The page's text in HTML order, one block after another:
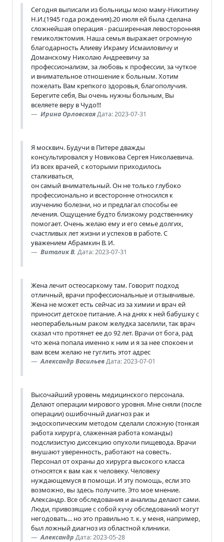
Сегодня выписали из больницы мою маму-Никитину
Н.И.(1945 года рождения).20 июля ей была сделана
сложнейшая операция - расширенная левосторонняя
гемиколэктомия. Наша семья выражает огромную
благодарность Алиеву Икраму Исмаиловичу и
Доманскому Николаю Андреевичу за
профессионализм, за любовь к профессии, за чуткое
и внимательное отношение к больным. Хотим
пожелать Вам крепкого здоровья, благополучия.
Берегите себя, Вы очень нужны больным, Вы
вселяете веру в Чудо!!!
Ирина ОрловскаяДата: 2023-07-31
Я москвич. Будучи в Питере дважды
консультировался у Новикова Сергея Николаевича.
Из всех врачей, с которыми приходилось
сталкиваться,
он самый внимательный. Он не только глубоко
профессионально и всесторонне относился к
изучению болезни, но и предлагал способы ее
лечения. Ощущение будто близкому родственнику
помогает. Очень желаю ему и его семье долгих,
счастливых лет жизни и успехов в работе. С
уважением Абрамкин В. И.
Виталик В. Дата: 2023-07-31
Жена лечит остеосаркому там. Говорит подход
отличный, врачи профессиональные и отзывчивые.
Жена не может есть сейчас из за химии и врач ей
приносит детское питание. А на днях к ней бабушку с
неоперабельным раком желудка заселили, так врач
сказал что протянет ее до 92 лет. Врачи от бога, рад
что жена попала именно к ним и я за нее спокоен и
вам всем желаю не гуглить этот адрес
Александр ВасильевДата: 2023-07-01
Высочайший уровень медицинского персонала.
Делают операции мирового уровня. Мне сняли (после
операции) ошибочный диагноз рак и
эндоскопическим методом сделали сложную (тонкая
работа хирурга, слаженная работа команды)
подслизистую диссекцию опухоли пищевода. Врачи
внушают уверенность, работают на совесть.
Персонал от охраны до хирурга высокого класса
относятся к вам как к человеку. Человеку
нуждающемуся в помощи. И эту помощь, если это
возможно, вы здесь получите. Это мое мнение.
Александр. Все обследования и анализы делают сами.
Люди, привозящие с собой кучу обследований могут
негодовать... но это правильно т. к. у меня, например,
был ложный диагноз из областной клиники.
Александр Дата: 2023-05-28